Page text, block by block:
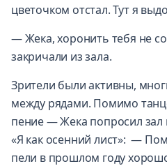
цветочком отстал. Тут я
— Жека, хоронить тебя не
закричали из зала.
Зрители были активны,
между рядами. Помимо
пение — Жека попросил зал
«Я как осенний лист»: —
пели в прошлом году